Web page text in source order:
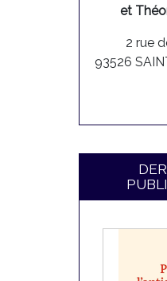
et
2 rue
93526